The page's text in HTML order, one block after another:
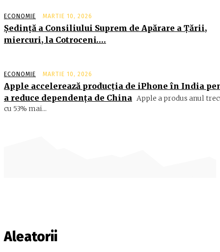
ECONOMIE MARTIE 10, 2026
Şedinţă a Consiliului Suprem de Apărare a Ţării,
miercuri, la Cotroceni….
ECONOMIE MARTIE 10, 2026
Apple accelerează producția de iPhone în India
a reduce dependența de China Apple a produs anul
cu 53% mai...
Aleatorii